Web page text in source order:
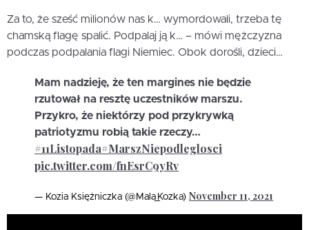
Za to, że sześć milionów nas k… wymordowali, trzeba tę
chamską flagę spalić. Podpalaj ją k… – mówi mężczyzna
podczas podpalania flagi Niemiec. Obok dorośli, dzieci…
Mam nadzieję, że ten margines nie będzie
rzutował na resztę uczestników marszu.
Przykro, że niektórzy pod przykrywką
patriotyzmu robią takie rzeczy…
#11Listopada#MarszNiepodleglosci
pic.twitter.com/fnEsrC9yRv
— Kozia Księżniczka (@Mala_Kozka) November 11, 2021